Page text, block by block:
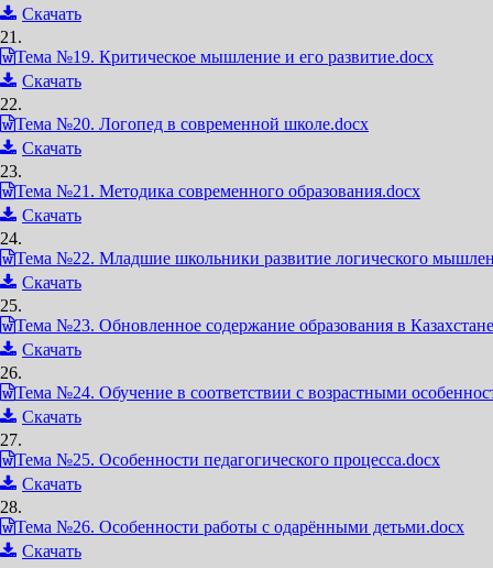
Скачать
21.
Тема №19. Критическое мышление и его развитие.docx
Скачать
22.
Тема №20. Логопед в современной школе.docx
Скачать
23.
Тема №21. Методика современного образования.docx
Скачать
24.
Тема №22. Младшие школьники развитие логического
Скачать
25.
Тема №23. Обновленное содержание образования в
Скачать
26.
Тема №24. Обучение в соответствии с возрастными
Скачать
27.
Тема №25. Особенности педагогического процесса.docx
Скачать
28.
Тема №26. Особенности работы с одарёнными детьми.docx
Скачать